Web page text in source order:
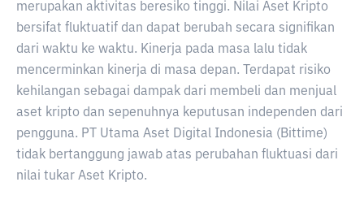
merupakan aktivitas beresiko tinggi. Nilai Aset Kripto
bersifat fluktuatif dan dapat berubah secara signifikan
dari waktu ke waktu. Kinerja pada masa lalu tidak
mencerminkan kinerja di masa depan. Terdapat risiko
kehilangan sebagai dampak dari membeli dan menjual
aset kripto dan sepenuhnya keputusan independen dari
pengguna. PT Utama Aset Digital Indonesia (Bittime)
tidak bertanggung jawab atas perubahan fluktuasi dari
nilai tukar Aset Kripto.